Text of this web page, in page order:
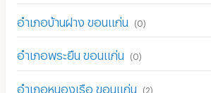
อำเภอบ้านฝาง ขอนแก่น (0)
อำเภอพระยืน ขอนแก่น (0)
อำเภอหนองเรือ ขอนแก่น (2)